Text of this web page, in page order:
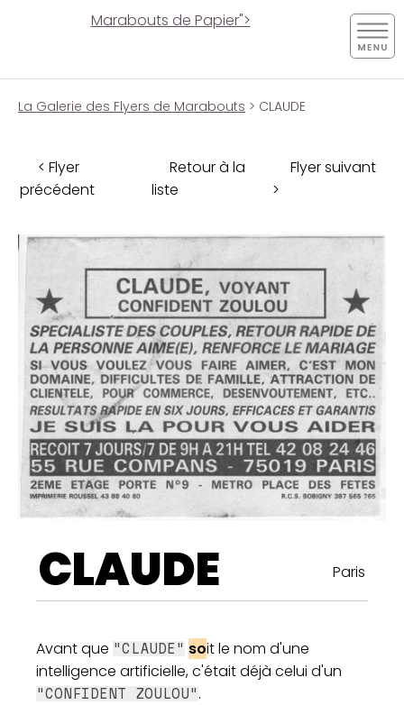
Marabouts de Papier">
La Galerie des Flyers de Marabouts > CLAUDE
< Flyer
précédent
Retour à la
liste
Flyer suivant
>
CLAUDE Paris
Avant que "CLAUDE" soit le nom d'une
intelligence artificielle, c'était déjà celui d'un
"CONFIDENT ZOULOU" .